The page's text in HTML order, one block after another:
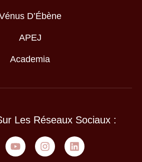
D’Ébène
APEJ
Academia
Les Réseaux Sociaux :